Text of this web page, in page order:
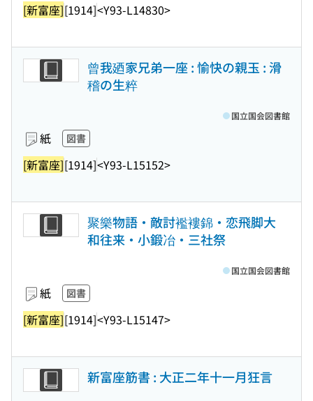
[新富座][1914]<Y93-L14830>
曾我廼家兄弟一座 : 愉快の親玉 : 滑
稽の生粹
紙 図書
[新富座][1914]<Y93-L15152>
国立国会図書館
聚樂物語・敵討襤褸錦・恋飛脚大
和往来・小鍛冶・三社祭
紙 図書
[新富座][1914]<Y93-L15147>
国立国会図書館
新富座筋書 : 大正二年十一月狂言